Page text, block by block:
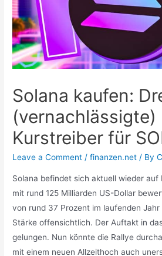
Solana kaufen:
(vernachlässigte)
Kurstreiber für
Leave a Comment /finanzen.net / By
Solana befindet sich aktuell wieder
mit rund 125 Milliarden US-Dollar
von rund 37 Prozent im laufenden
Stärke offensichtlich. Der Auftakt in
gelungen. Nun könnte die Rallye
mit einem neuen Allzeithoch auch